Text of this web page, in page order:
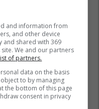
and information from
and other device
and shared with 369
We and our partners
of partners.
data on the basis
to by managing
the bottom of this page
consent in privacy